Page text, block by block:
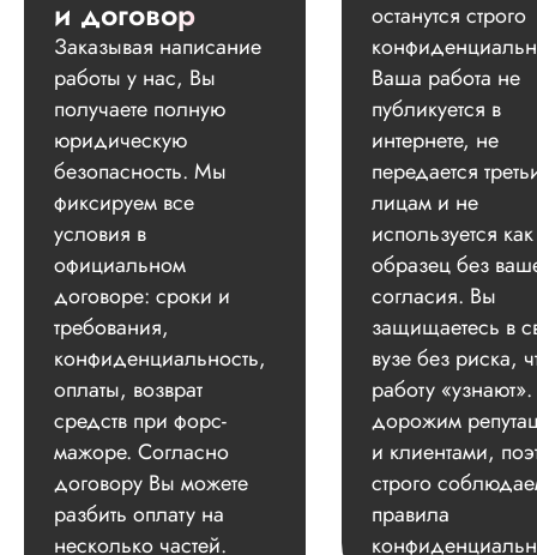
и договор
Заказывая написание
работы у нас, Вы
получаете полную
юридическую
безопасность. Мы
фиксируем все
условия в
официальном
договоре: сроки и
требования,
конфиденциальность,
оплаты, возврат
средств при форс-
мажоре. Согласно
договору Вы можете
разбить оплату на
несколько частей.
останутся строго
Ваша работа не
публикуется в
интернете, не
передается
лицам и не
используется как
образец без
согласия. Вы
защищаетесь в
вузе без риска,
работу
дорожим
и клиентами,
строго
правила